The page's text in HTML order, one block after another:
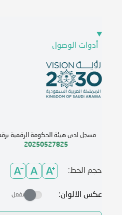
أدوات الوصول
مسجل لدى هيئة الحكومة الرقمية
20250527825
حجم الخط:
عكس الالوان: مفعل